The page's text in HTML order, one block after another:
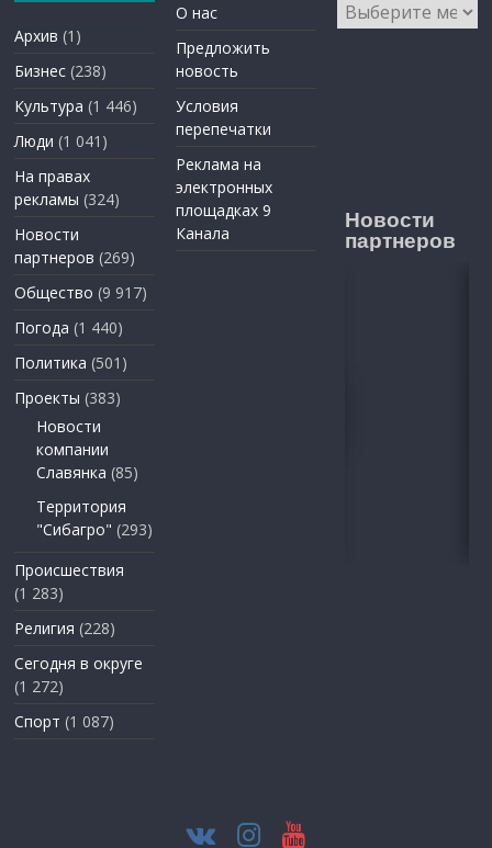
Архив (1)
Бизнес (238)
Культура (1 446)
Люди (1 041)
На правах
рекламы (324)
Новости
партнеров (269)
Общество (9 917)
Погода (1 440)
Политика (501)
Проекты (383)
Новости
компании
Славянка (85)
Территория
"Сибагро" (293)
Происшествия
(1 283)
Религия (228)
Сегодня в округе
(1 272)
Спорт (1 087)
О нас
Предложить
новость
Условия
перепечатки
Реклама на
электронных
площадках 9
Канала
Архивы
Новости
партнеров